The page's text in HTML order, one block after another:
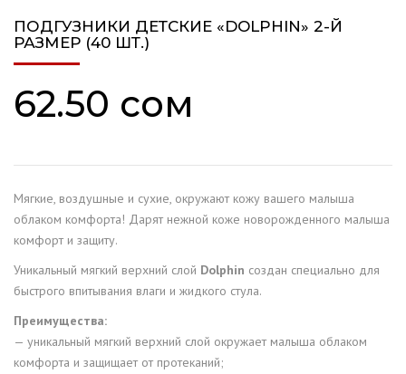
ПОДГУЗНИКИ ДЕТСКИЕ «DOLPHIN» 2-Й
РАЗМЕР (40 ШТ.)
62.50 сом
Мягкие, воздушные и сухие, окружают кожу вашего малыша
облаком комфорта! Дарят нежной коже новорожденного малыша
комфорт и защиту.
Уникальный мягкий верхний слой Dolphin создан специально для
быстрого впитывания влаги и жидкого стула.
Преимущества:
— уникальный мягкий верхний слой окружает малыша облаком
комфорта и защищает от протеканий;